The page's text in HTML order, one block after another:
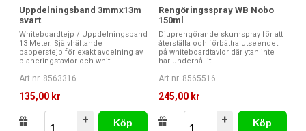
Uppdelningsband 3mmx13m
svart
Whiteboardtejp / Uppdelningsband
13 Meter. Självhäftande
papperstejp för exakt avdelning av
planeringstavlor och whit...
Art nr. 8563316
135,00 kr
+
Köp
Rengöringsspray WB Nobo
150ml
Djuprengörande skumspray för att
återställa och förbättra utseendet
på whiteboardtavlor där ytan inte
har underhållit...
Art nr. 8565516
245,00 kr
+
Köp